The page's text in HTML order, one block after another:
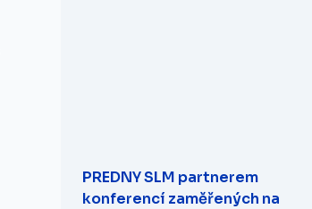
PREDNY SLM partnerem
konferencí zaměřených na